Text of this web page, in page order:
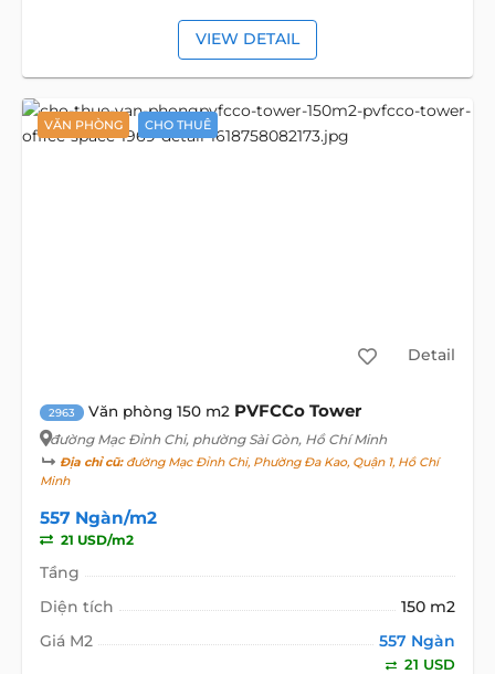
VIEW DETAIL
VĂN PHÒNG CHO THUÊ
Detail
2963 Văn phòng 150 m2 PVFCCo Tower
đường Mạc Đỉnh Chi, phường Sài Gòn, Hồ Chí Minh
Địa chỉ cũ:đường Mạc Đỉnh Chi, Phường Đa Kao, Quận 1, Hồ Chí
Minh
557 Ngàn/m2
21 USD/m2
Tầng
Diện tích
150 m2
Giá M2
557 Ngàn
21 USD